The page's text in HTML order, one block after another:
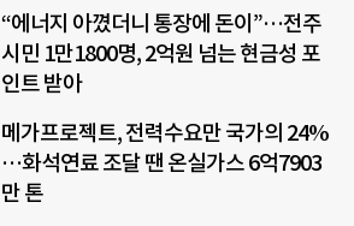
“에너지 아꼈더니 통장에 돈이”…전주
시민 1만1800명, 2억원 넘는 현금성 포
인트 받아
메가프로젝트, 전력수요만 국가의 24%
…화석연료 조달 땐 온실가스 6억7903
만 톤